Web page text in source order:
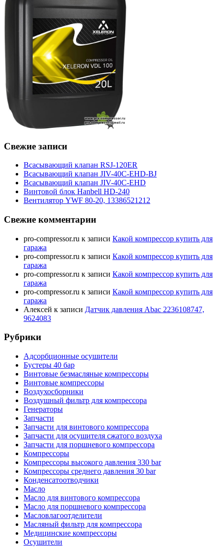
Свежие записи
Всасывающий клапан RSJ-120ER
Всасывающий клапан JIV-40C-EHD-BJ
Всасывающий клапан JIV-40C-EHD
Винтовой блок Hanbell HD-240
Вентилятор YWF 80-20, 13386521212
Свежие комментарии
pro-compressor.ru к записи Какой компрессор купить для
гаража
pro-compressor.ru к записи Какой компрессор купить для
гаража
pro-compressor.ru к записи Какой компрессор купить для
гаража
pro-compressor.ru к записи Какой компрессор купить для
гаража
Алексей к записи Датчик давления Abac 2236108747,
9624083
Рубрики
Адсорбционные осушители
Бустеры 40 бар
Винтовые безмасляные компрессоры
Винтовые компрессоры
Воздухосборники
Воздушный фильтр для компрессора
Генераторы
Запчасти
Запчасти для винтового компрессора
Запчасти для осушителя сжатого воздуха
Запчасти для поршневого компрессора
Компрессоры
Компрессоры высокого давления 330 bar
Компрессоры среднего давления 30 bar
Конденсатоотводчики
Масло
Масло для винтового компрессора
Масло для поршневого компрессора
Масловлагоотделители
Масляный фильтр для компрессора
Медицинские компрессоры
Осушители